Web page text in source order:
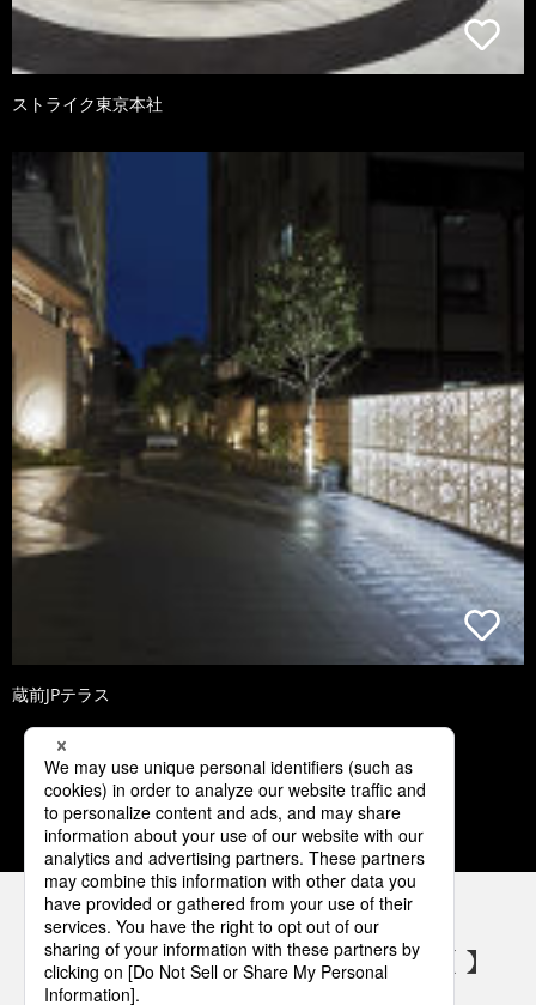
ストライク東京本社
蔵前JPテラス
2 3 4 5 6
パナソニックの電気設備 SNSアカウント